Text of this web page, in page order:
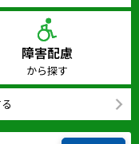
障害配慮
から探す
支援サービス